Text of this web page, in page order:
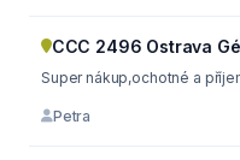
CCC 2496 Ostrava
Super nákup,ochotné a
Petra